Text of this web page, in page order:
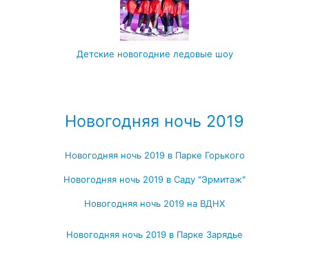
Детские новогодние ледовые шоу
Новогодняя ночь 2019
Новогодняя ночь 2019 в Парке Горького
Новогодняя ночь 2019 в Саду "Эрмитаж"
Новогодняя ночь 2019 на ВДНХ
Новогодняя ночь 2019 в Парке Зарядье